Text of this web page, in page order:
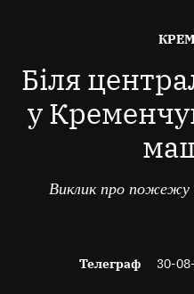
Біля
у
Виклик про пожежу
Телеграф 30-